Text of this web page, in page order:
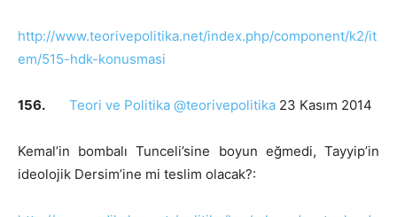
http://www.teorivepolitika.net/index.php/component/k2/it
em/515-hdk-konusmasi
156. Teori ve Politika @teorivepolitika 23 Kasım 2014
Kemal’in bombalı Tunceli’sine boyun eğmedi, Tayyip’in
ideolojik Dersim’ine mi teslim olacak?: